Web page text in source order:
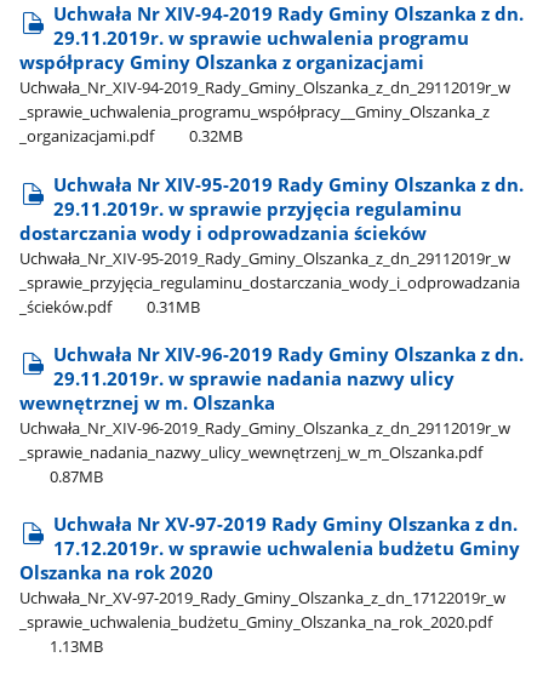
Uchwała Nr XIV-94-2019 Rady Gminy Olszanka z dn.
29.11.2019r. w sprawie uchwalenia programu
współpracy Gminy Olszanka z organizacjami
Uchwała​_Nr​_XIV-94-2019​_Rady​_Gminy​_Olszanka​_z​_dn​_29112019r​_w​
_sprawie​_uchwalenia​_programu​_współpracy​_​_Gminy​_Olszanka​_z​
_organizacjami.pdf
0.32MB
Uchwała Nr XIV-95-2019 Rady Gminy Olszanka z dn.
29.11.2019r. w sprawie przyjęcia regulaminu
dostarczania wody i odprowadzania ścieków
Uchwała​_Nr​_XIV-95-2019​_Rady​_Gminy​_Olszanka​_z​_dn​_29112019r​_w​
_sprawie​_przyjęcia​_regulaminu​_dostarczania​_wody​_i​_odprowadzania​
_ścieków.pdf
0.31MB
Uchwała Nr XIV-96-2019 Rady Gminy Olszanka z dn.
29.11.2019r. w sprawie nadania nazwy ulicy
wewnętrznej w m. Olszanka
Uchwała​_Nr​_XIV-96-2019​_Rady​_Gminy​_Olszanka​_z​_dn​_29112019r​_w​
_sprawie​_nadania​_nazwy​_ulicy​_wewnętrzenj​_w​_m​_Olszanka.pdf
0.87MB
Uchwała Nr XV-97-2019 Rady Gminy Olszanka z dn.
17.12.2019r. w sprawie uchwalenia budżetu Gminy
Olszanka na rok 2020
Uchwała​_Nr​_XV-97-2019​_Rady​_Gminy​_Olszanka​_z​_dn​_17122019r​_w​
_sprawie​_uchwalenia​_budżetu​_Gminy​_Olszanka​_na​_rok​_2020.pdf
1.13MB